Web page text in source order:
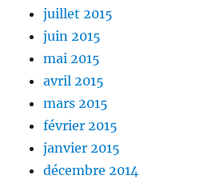
juillet 2015
juin 2015
mai 2015
avril 2015
mars 2015
février 2015
janvier 2015
décembre 2014